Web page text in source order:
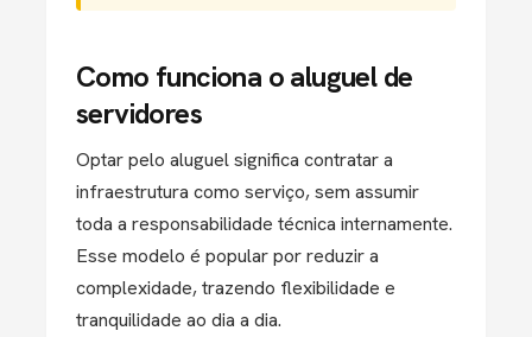
Como funciona o aluguel de
servidores
Optar pelo aluguel significa contratar a
infraestrutura como serviço, sem assumir
toda a responsabilidade técnica internamente.
Esse modelo é popular por reduzir a
complexidade, trazendo flexibilidade e
tranquilidade ao dia a dia.